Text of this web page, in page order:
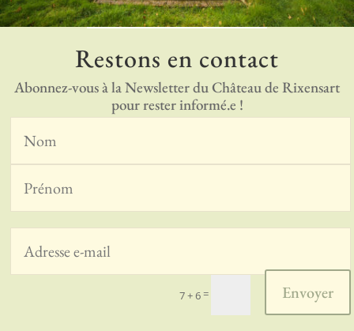
Restons en contact
Abonnez-vous à la Newsletter du Château de Rixensart
pour rester informé.e !
7 + 6= Envoyer